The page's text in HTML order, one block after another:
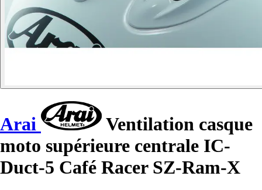
Arai
Ventilation casque
moto supérieure centrale IC-
Duct-5 Café Racer SZ-Ram-X